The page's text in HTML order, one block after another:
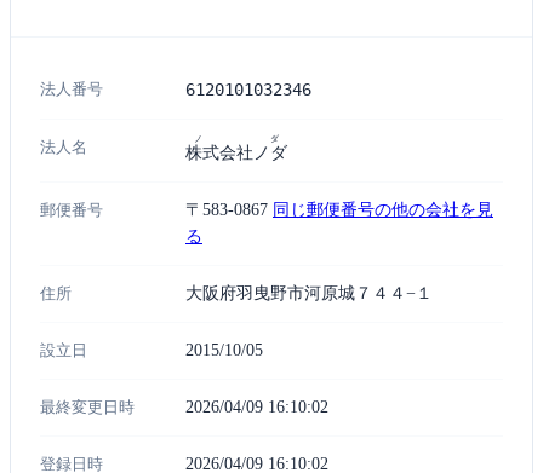
法人番号 6120101032346
法人名 株式会社ノダ
ノダ
郵便番号 〒583-0867 同じ郵便番号の他の会社を見
る
住所 大阪府羽曳野市河原城７４４−１
設立日 2015/10/05
最終変更日時 2026/04/09 16:10:02
登録日時 2026/04/09 16:10:02